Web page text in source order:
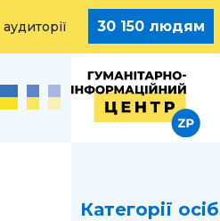
30 150 людям
Категорії